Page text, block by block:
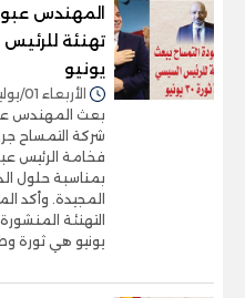
المهندس
يونيو
الأربعاء 01/يوليو/2026 - 02:50 ص
بعث المهندس
شركة التمساح
فخامة الرئيس
المجيدة. وأكد
يونيو هي ثورة